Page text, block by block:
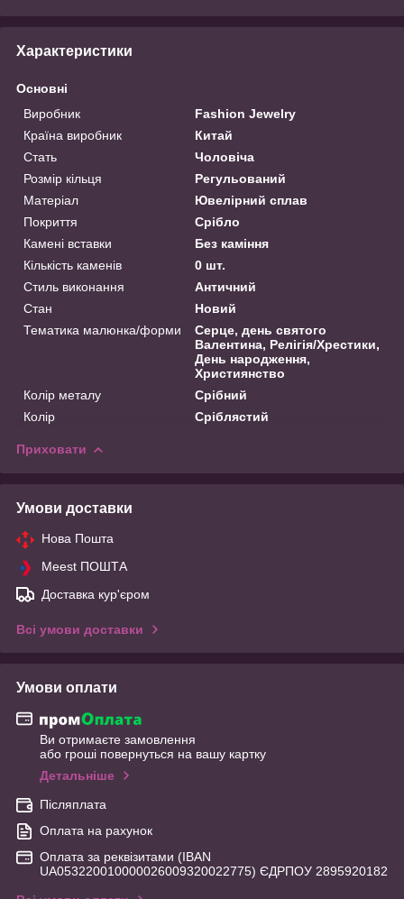
Характеристики
Основні
Виробник
Fashion Jewelry
Країна виробник
Китай
Стать
Чоловіча
Розмір кільця
Регульований
Матеріал
Ювелірний сплав
Покриття
Срібло
Камені вставки
Без каміння
Кількість каменів
0 шт.
Стиль виконання
Античний
Стан
Новий
Тематика малюнка/форми
Серце, день святого
Валентина, Релігія/Хрестики,
День народження,
Християнство
Колір металу
Срібний
Колір
Сріблястий
Приховати
Умови доставки
Нова Пошта
Meest ПОШТА
Доставка кур'єром
Всі умови доставки
Умови оплати
Ви отримаєте замовлення
або гроші повернуться на вашу картку
Детальніше
Післяплата
Оплата на рахунок
Оплата за реквізитами (IBAN
UA053220010000026009320022775) ЄДРПОУ 2895920182